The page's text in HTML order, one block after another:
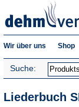
Wir über uns Shop
Suche:
Liederbuch